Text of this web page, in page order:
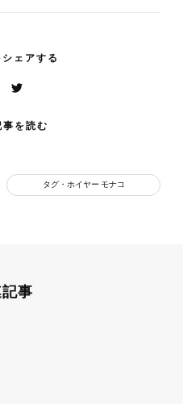
ェアする
事を読む
タグ・ホイヤー モナコ
事